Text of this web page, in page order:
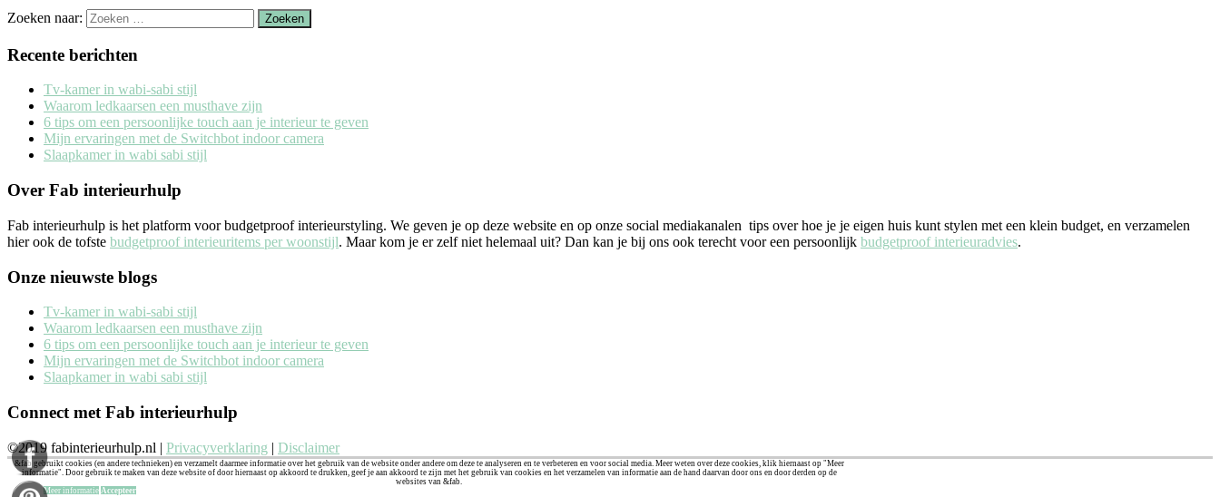
Zoeken naar:
Recente berichten
Tv-kamer in wabi-sabi stijl
Waarom ledkaarsen een musthave zijn
6 tips om een persoonlijke touch aan je interieur te geven
Mijn ervaringen met de Switchbot indoor camera
Slaapkamer in wabi sabi stijl
Over Fab interieurhulp
Fab interieurhulp is het platform voor budgetproof interieurstyling. We geven je op deze website en op onze social mediakanalen tips over hoe je je eigen huis kunt stylen met een klein budget, en verzamelen
hier ook de tofste budgetproof interieuritems per woonstijl. Maar kom je er zelf niet helemaal uit? Dan kan je bij ons ook terecht voor een persoonlijk budgetproof interieuradvies.
Onze nieuwste blogs
Tv-kamer in wabi-sabi stijl
Waarom ledkaarsen een musthave zijn
6 tips om een persoonlijke touch aan je interieur te geven
Mijn ervaringen met de Switchbot indoor camera
Slaapkamer in wabi sabi stijl
Connect met Fab interieurhulp
©2019 fabinterieurhulp.nl | Privacyverklaring | Disclaimer
&fab gebruikt cookies (en andere technieken) en verzamelt daarmee informatie over het gebruik van de website onder andere om deze te analyseren en te verbeteren en voor social media. Meer weten over deze cookies, klik hiernaast op "Meer
informatie". Door gebruik te maken van deze website of door hiernaast op akkoord te drukken, geef je aan akkoord te zijn met het gebruik van cookies en het verzamelen van informatie aan de hand daarvan door ons en door derden op de
websites van &fab.
Meer informatie Accepteer